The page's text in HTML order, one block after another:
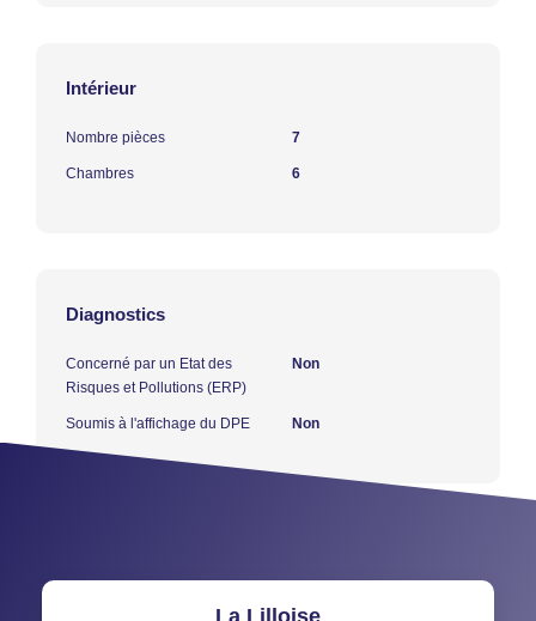
Intérieur
Nombre pièces 7
Chambres 6
Diagnostics
Concerné par un Etat des
Risques et Pollutions (ERP)
Non
Soumis à l'affichage du DPE Non
La Lilloise